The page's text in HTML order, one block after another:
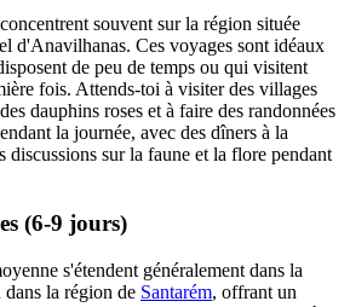
souvent sur la région située
d'Anavilhanas. Ces voyages sont idéaux
de peu de temps ou qui visitent
fois. Attends-toi à visiter des villages
dauphins roses et à faire des randonnées
la journée, avec des dîners à la
discussions sur la faune et la flore pendant
(6-9 jours)
s'étendent généralement dans la
la région de Santarém, offrant un